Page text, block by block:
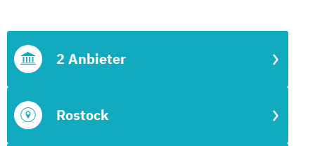
Rostock
2 Anbieter